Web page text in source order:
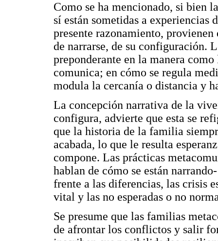
Como se ha mencionado, si bien
sí están sometidas a experiencias
presente razonamiento,
de narrarse, de su configuración.
preponderante en la manera
comunica; en cómo se regula
modula la cercanía o distancia y
La concepción narrativa de la
configura, advierte que esta se
que la historia de la familia
acabada, lo que le resulta
compone. Las prácticas
hablan de cómo se están
frente a las diferencias, las crisis
vital y las no esperadas o no
Se presume que las familias
de afrontar los conflictos y salir